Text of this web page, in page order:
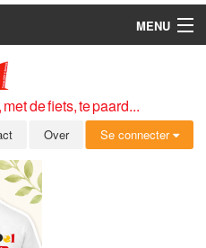
MENU
de fiets, te paard...
Over Se connecter